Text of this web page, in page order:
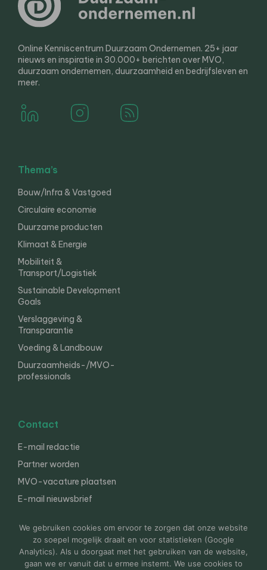
Online Kenniscentrum Duurzaam Ondernemen. 25+ jaar
nieuws en inspiratie in 30.000+ berichten over MVO,
duurzaam ondernemen, duurzaamheid en bedrijfsleven en
meer.
Thema’s
Bouw/Infra & Vastgoed
Circulaire economie
Duurzame producten
Klimaat & Energie
Mobiliteit &
Transport/Logistiek
Sustainable Development
Goals
Verslaggeving &
Transparantie
Voeding & Landbouw
Duurzaamheids-/MVO-
professionals
Contact
E-mail redactie
Partner worden
MVO-vacature plaatsen
E-mail nieuwsbrief
© 2000-2026 Van der Molen EIS Colofon Disclaimer
We gebruiken cookies om ervoor te zorgen dat onze website
zo soepel mogelijk draait en voor statistieken (Google
Analytics). Als u doorgaat met het gebruiken van de website,
gaan we er vanuit dat u ermee instemt. We use cookies to